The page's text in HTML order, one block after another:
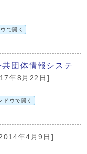
で開く
団体情報システ
年8月22日]
ドウで開く
年4月9日]